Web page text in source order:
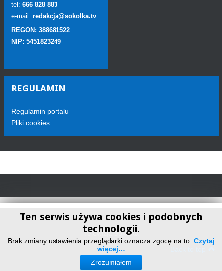
tel: 666 828 883
e-mail: redakcja@sokolka.tv
REGON: 388681522
NIP: 5451823249
REGULAMIN
Regulamin portalu
Pliki cookies
Ten serwis używa cookies i podobnych
technologii.
Brak zmiany ustawienia przeglądarki oznacza zgodę na to. Czytaj
więcej…
Zrozumiałem
Telewizja Sokółka